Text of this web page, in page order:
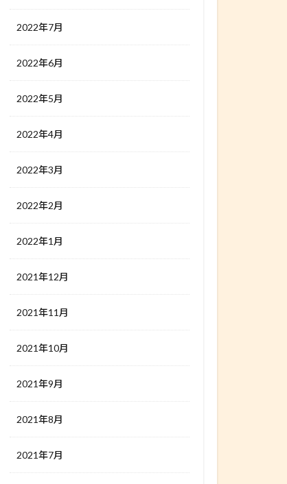
2022年7月
2022年6月
2022年5月
2022年4月
2022年3月
2022年2月
2022年1月
2021年12月
2021年11月
2021年10月
2021年9月
2021年8月
2021年7月